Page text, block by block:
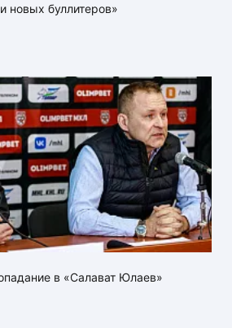
новых буллитеров»
в «Салават Юлаев»